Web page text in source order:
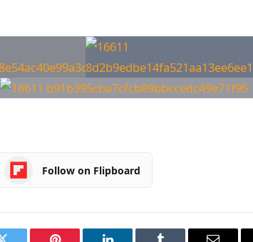
Follow on Flipboard